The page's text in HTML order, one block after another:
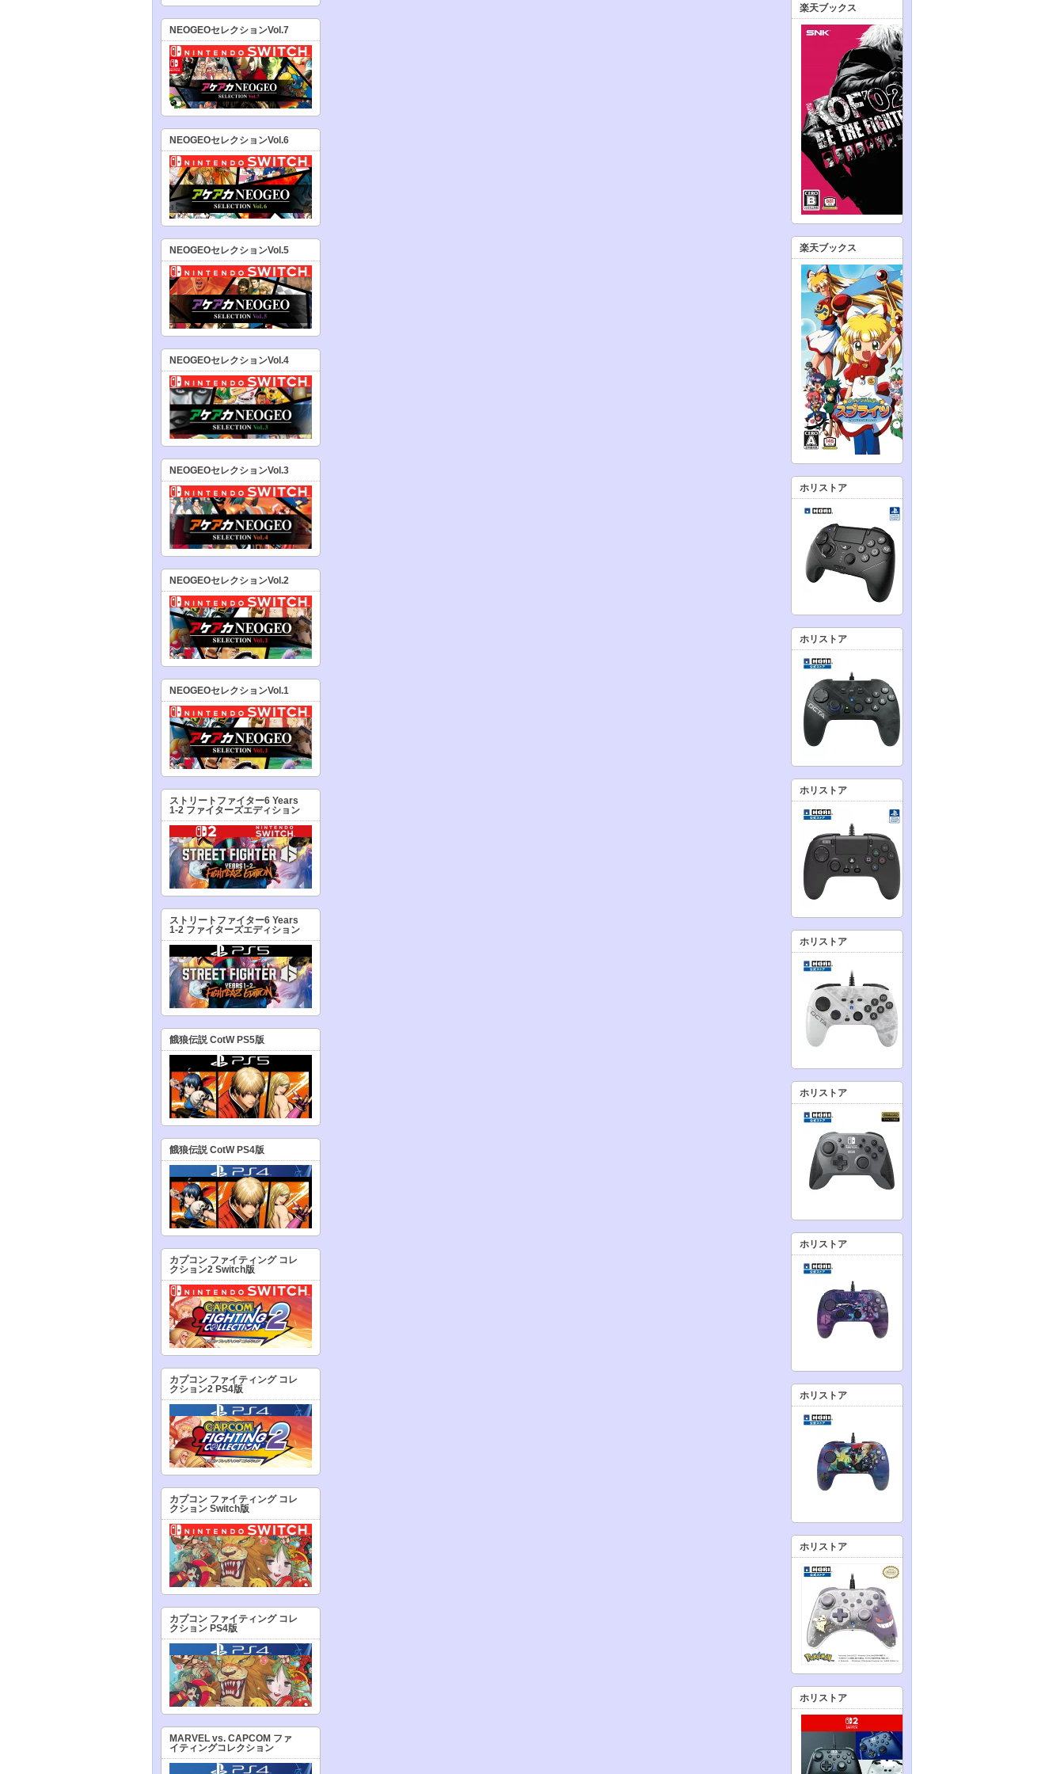
NEOGEOセレクションVol.7
NEOGEOセレクションVol.6
NEOGEOセレクションVol.5
NEOGEOセレクションVol.4
NEOGEOセレクションVol.3
NEOGEOセレクションVol.2
NEOGEOセレクションVol.1
ストリートファイター6 Years
1-2 ファイターズエディション
ストリートファイター6 Years
1-2 ファイターズエディション
餓狼伝説 CotW PS5版
餓狼伝説 CotW PS4版
カプコン ファイティング コレ
クション2 Switch版
カプコン ファイティング コレ
クション2 PS4版
カプコン ファイティング コレ
クション Switch版
カプコン ファイティング コレ
クション PS4版
MARVEL vs. CAPCOM ファ
イティングコレクション
楽天ブックス
楽天ブックス
ホリストア
ホリストア
ホリストア
ホリストア
ホリストア
ホリストア
ホリストア
ホリストア
ホリストア